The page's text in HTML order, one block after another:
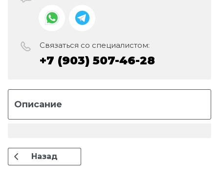
Связаться со специалистом:
+7 (903) 507-46-28
Описание
Назад